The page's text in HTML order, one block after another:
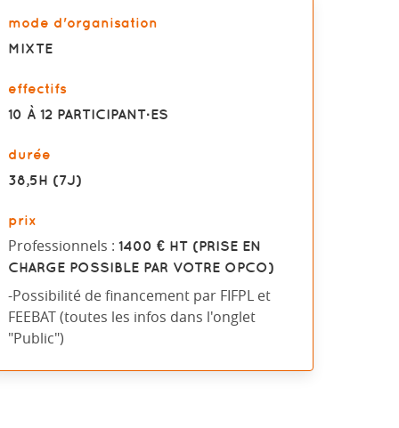
mode d'organisation
MIXTE
effectifs
10 À 12 PARTICIPANT·ES
durée
38,5H (7J)
prix
Professionnels :1400 € HT (PRISE EN
CHARGE POSSIBLE PAR VOTRE OPCO)
-Possibilité de financement par FIFPL et
FEEBAT (toutes les infos dans l'onglet
"Public")